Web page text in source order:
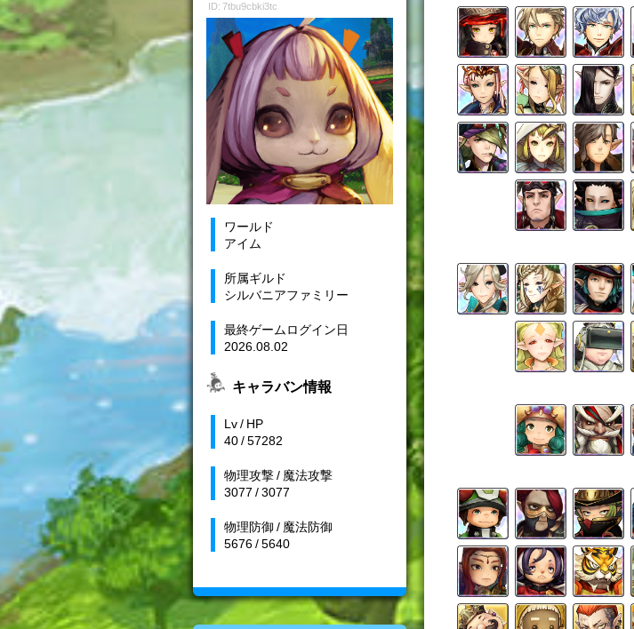
ID: 7tbu9cbki3tc
ワールド
アイム
所属ギルド
シルバニアファミリー
最終ゲームログイン日
2026.08.02
キャラバン情報
Lv / HP
40 / 57282
物理攻撃 / 魔法攻撃
3077 / 3077
物理防御 / 魔法防御
5676 / 5640